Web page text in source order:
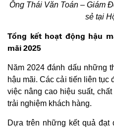
Ông Thái Văn Toán – Giám
sẻ tại
Tổng kết hoạt động hậu
mãi 2025
Năm 2024 đánh dấu những
hậu mãi. Các cải tiến liên tục
việc nâng cao hiệu suất,
trải nghiệm khách hàng.
Dựa trên những kết quả